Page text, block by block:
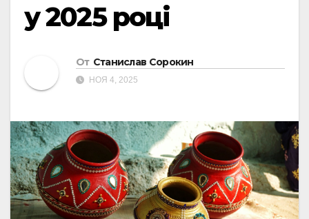
у 2025 році
От Станислав Сорокин
НОЯ 4, 2025